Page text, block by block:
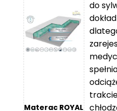
2
109 zł
Materac ROYAL
do